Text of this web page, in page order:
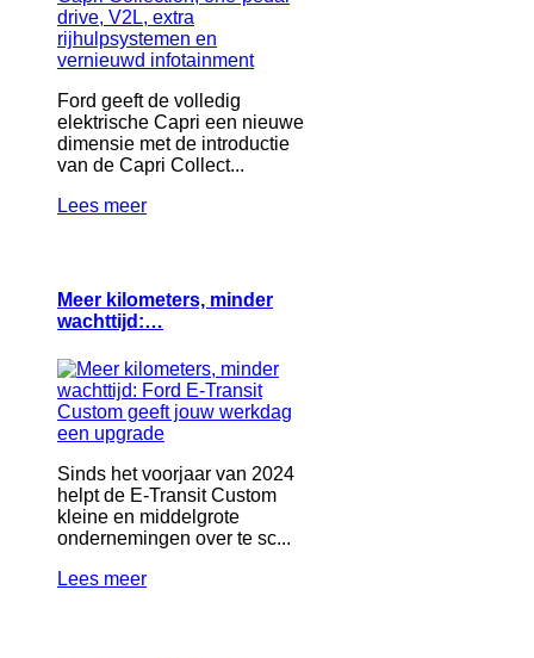
Ford geeft de volledig
elektrische Capri een nieuwe
dimensie met de introductie
van de Capri Collect...
Lees meer
Meer kilometers, minder
wachttijd:…
Sinds het voorjaar van 2024
helpt de E-Transit Custom
kleine en middelgrote
ondernemingen over te sc...
Lees meer